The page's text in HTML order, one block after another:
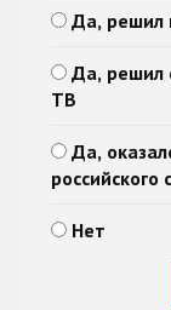
Да, решил
Да, решил
ТВ
Да,
российского
Нет